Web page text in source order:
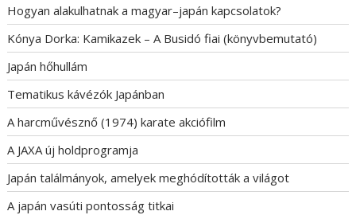
Hogyan alakulhatnak a magyar–japán kapcsolatok?
Kónya Dorka: Kamikazek – A Busidó fiai (könyvbemutató)
Japán hőhullám
Tematikus kávézók Japánban
A harcművésznő (1974) karate akciófilm
A JAXA új holdprogramja
Japán találmányok, amelyek meghódították a világot
A japán vasúti pontosság titkai